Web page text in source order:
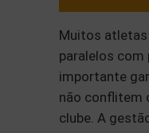
Muitos
paralelos com
importante
não conflitem
clube. A